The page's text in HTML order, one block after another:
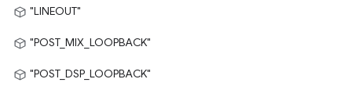
"LINEOUT"
"POST_MIX_LOOPBACK"
"POST_DSP_LOOPBACK"